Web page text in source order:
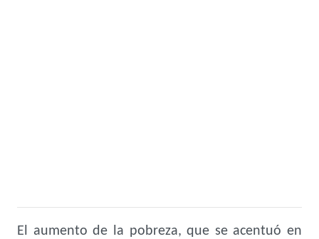
El aumento de la pobreza, que se acentuó en